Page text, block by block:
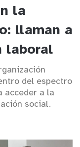
la
llaman a
laboral
del espectro
acceder a la
social.